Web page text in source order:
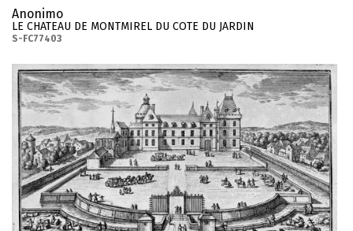
Anonimo
LE CHATEAU DE MONTMIREL DU COTE DU JARDIN
S-FC77403